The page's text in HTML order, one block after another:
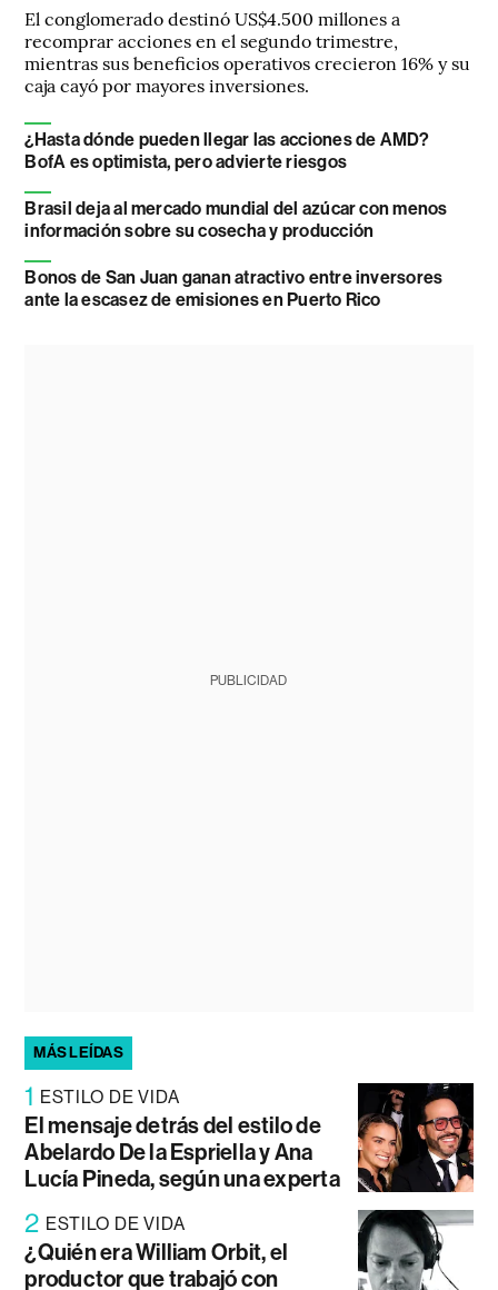
El conglomerado destinó US$4.500 millones a
recomprar acciones en el segundo trimestre,
mientras sus beneficios operativos crecieron 16% y su
caja cayó por mayores inversiones.
¿Hasta dónde pueden llegar las acciones de AMD?
BofA es optimista, pero advierte riesgos
Brasil deja al mercado mundial del azúcar con menos
información sobre su cosecha y producción
Bonos de San Juan ganan atractivo entre inversores
ante la escasez de emisiones en Puerto Rico
PUBLICIDAD
MÁS LEÍDAS
1 ESTILO DE VIDA
El mensaje detrás del estilo de
Abelardo De la Espriella y Ana
Lucía Pineda, según una experta
2 ESTILO DE VIDA
¿Quién era William Orbit, el
productor que trabajó con